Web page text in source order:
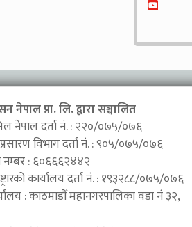
नेपाल प्रा. लि. द्वारा सञ्चालित
नेपाल दर्ता नं. : २२०/०७५/०७६
विभाग दर्ता नं. : ९०५/०७५/०७६
नम्बर : ६०६६६२४४२
कार्यालय दर्ता नं. : १९३२८८/०७५/०७६
: काठमाडौँ महानगरपालिका वडा नंं ३२,